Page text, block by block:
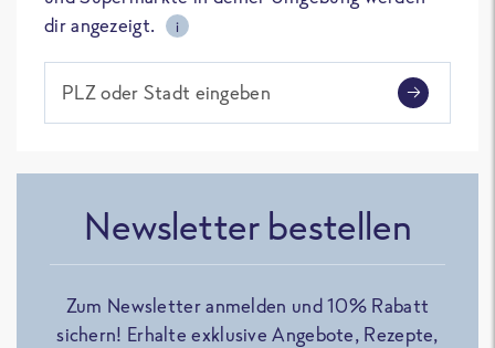
dir angezeigt.
i
PLZ oder Stadt eingeben
Newsletter bestellen
Zum Newsletter anmelden und 10% Rabatt
sichern! Erhalte exklusive Angebote, Rezepte,